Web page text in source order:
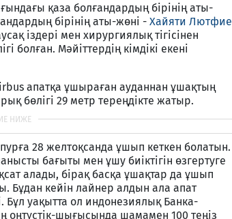
қаза болғандардың бірінің аты-
бірінің аты-жөні - Хайяти Лютфие
іздері мен хирургиялық тігісінен
болған. Мәйіттердің кімдікі екені
апатқа ұшыраған ауданнан ұшақтың
бөлігі 29 метр тереңдікте жатыр.
28 желтоқсанда ұшып кеткен болатын.
бағыты мен ұшу биіктігін өзгертуге
алады, бірақ басқа ұшақтар да ұшып
Бұдан кейін лайнер алдын ала апат
Бұл уақытта ол индонезиялық Банка-
оңтүстік-шығысында шамамен 100 теңіз